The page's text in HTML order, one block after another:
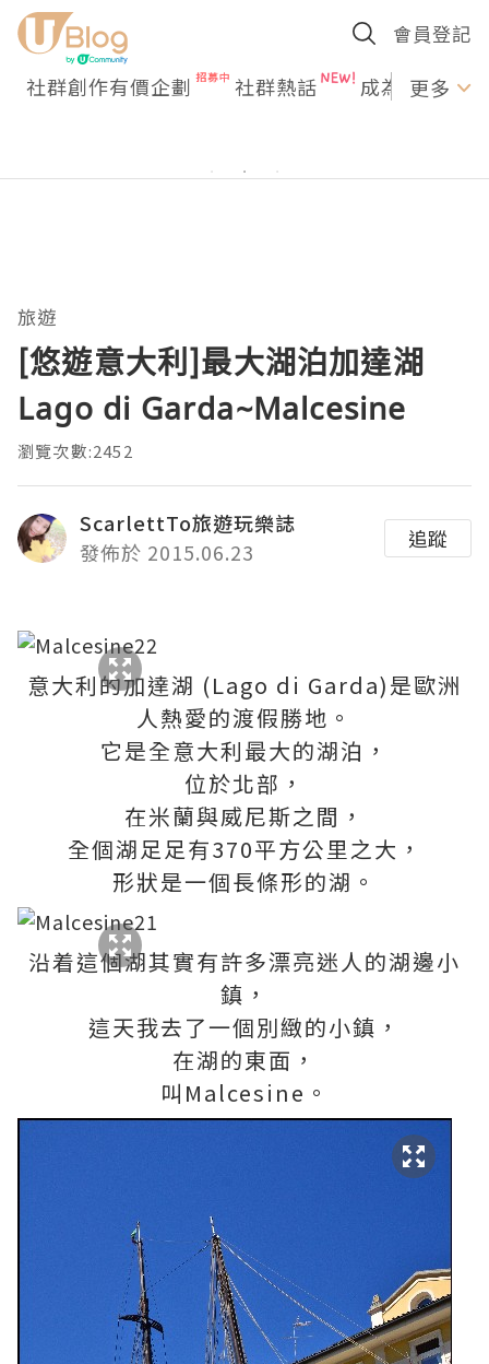
會員登記
社群創作有價企劃 社群熱話 成為U更多
旅遊
[悠遊意大利]最大湖泊加達湖
Lago di Garda~Malcesine
瀏覽次數:2452
ScarlettTo旅遊玩樂誌
發佈於 2015.06.23
追蹤
意大利的加達湖 (Lago di Garda)是歐洲
人熱愛的渡假勝地。
它是全意大利最大的湖泊，
位於北部，
在米蘭與威尼斯之間，
全個湖足足有370平方公里之大，
形狀是一個長條形的湖。
沿着這個湖其實有許多漂亮迷人的湖邊小
鎮，
這天我去了一個別緻的小鎮，
在湖的東面，
叫Malcesine。